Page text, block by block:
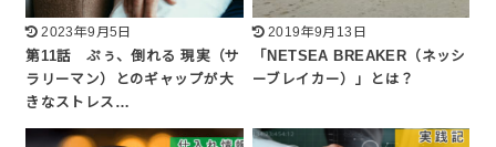
2023年9月5日
第11話 ぷぅ、倒れる 現実（サ
ラリーマン）とのギャップが大
きなストレス…
2019年9月13日
「NETSEA BREAKER（ネッシ
ーブレイカー）」とは？